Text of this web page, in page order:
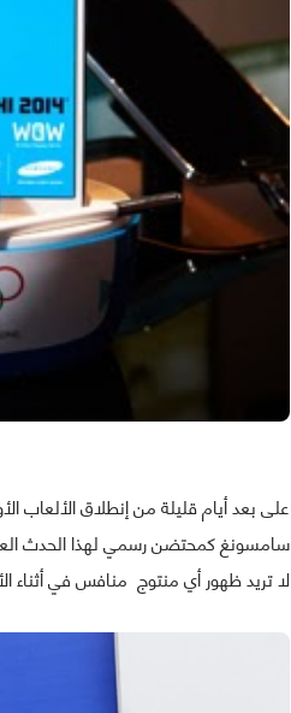
سامسونغ كمحتضن رسمي لهذا الحدث
لا تريد ظهور أي منتوج منافس في أثناء